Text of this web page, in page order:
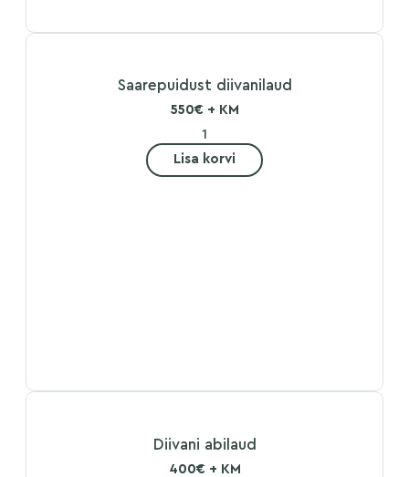
Saarepuidust diivanilaud
550€ + KM
Lisa korvi
Diivani abilaud
400€ + KM